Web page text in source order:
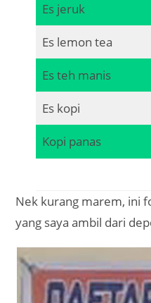
Es jeruk
Es lemon tea
Es teh manis
Es kopi
Kopi panas
Nek kurang marem, ini
yang saya ambil dari